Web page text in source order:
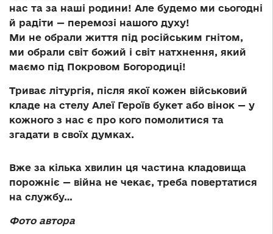
нас та за наші родини! Але будемо ми сьогодні
й радіти — перемозі нашого духу!
Ми не обрали життя під російським гнітом,
ми обрали світ божий і світ натхнення, який
маємо під Покровом Богородиці!
Триває літургія, після якої кожен військовий
кладе на стелу Алеї Героїв букет або вінок — у
кожного з нас є про кого помолитися та
згадати в своїх думках.
Вже за кілька хвилин ця частина кладовища
порожніє — війна не чекає, треба повертатися
на службу…
Фото автора